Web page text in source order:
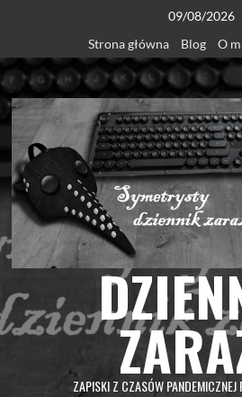
content
09/08/2026
Strona główna
Blog O
ZAPISKI Z CZASÓW PANDEMICZNEJ